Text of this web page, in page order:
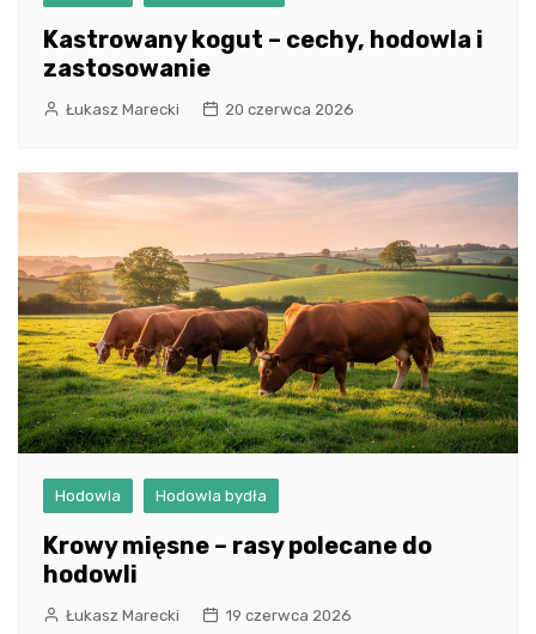
Kastrowany kogut – cechy, hodowla i
zastosowanie
Łukasz Marecki 20 czerwca 2026
Hodowla Hodowla bydła
Krowy mięsne – rasy polecane do
hodowli
Łukasz Marecki 19 czerwca 2026